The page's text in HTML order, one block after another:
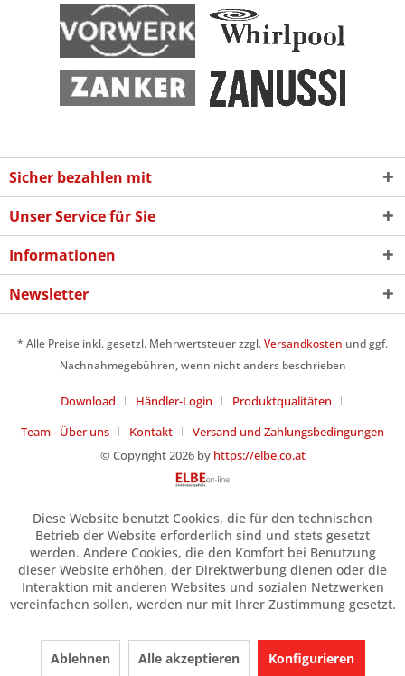
Sicher bezahlen mit
Unser Service für Sie
Informationen
Newsletter
* Alle Preise inkl. gesetzl. Mehrwertsteuer zzgl.Versandkosten und ggf.
Nachnahmegebühren, wenn nicht anders beschrieben
Download Händler-Login
Produktqualitäten
Team - Über uns
Kontakt
Versand und Zahlungsbedingungen
© Copyright 2026 by https://elbe.co.at
Diese Website benutzt Cookies, die für den technischen
Betrieb der Website erforderlich sind und stets gesetzt
werden. Andere Cookies, die den Komfort bei Benutzung
dieser Website erhöhen, der Direktwerbung dienen oder die
Interaktion mit anderen Websites und sozialen Netzwerken
vereinfachen sollen, werden nur mit Ihrer Zustimmung gesetzt.
Ablehnen Alle akzeptieren Konfigurieren